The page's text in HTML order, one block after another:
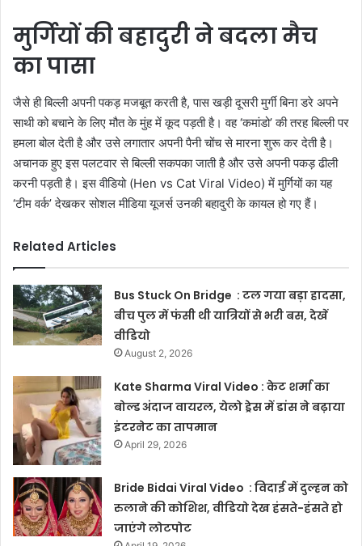
मुर्गियों की बहादुरी ने बदला मैच
का पासा
जैसे ही बिल्ली अपनी पकड़ मजबूत करती है, पास खड़ी दूसरी मुर्गी बिना डरे अपने
साथी को बचाने के लिए मौत के मुंह में कूद पड़ती है। वह ‘कमांडो’ की तरह बिल्ली पर
हमला बोल देती है और उसे लगातार अपनी पैनी चोंच से मारना शुरू कर देती है।
अचानक हुए इस पलटवार से बिल्ली सकपका जाती है और उसे अपनी पकड़ ढीली
करनी पड़ती है। इस वीडियो (Hen vs Cat Viral Video) में मुर्गियों का यह
‘टीम वर्क’ देखकर सोशल मीडिया यूजर्स उनकी बहादुरी के कायल हो गए हैं।
Related Articles
Bus Stuck On Bridge : टल गया बड़ा हादसा,
बीच पुल में फंसी थी यात्रियों से भरी बस, देखें
वीडियो
August 2, 2026
Kate Sharma Viral Video : केट शर्मा का
बोल्ड अंदाज वायरल, येलो ड्रेस में डांस ने बढ़ाया
इंटरनेट का तापमान
April 29, 2026
Bride Bidai Viral Video : विदाई में दुल्हन को
रुलाने की कोशिश, वीडियो देख हंसते-हंसते हो
जाएंगे लोटपोट